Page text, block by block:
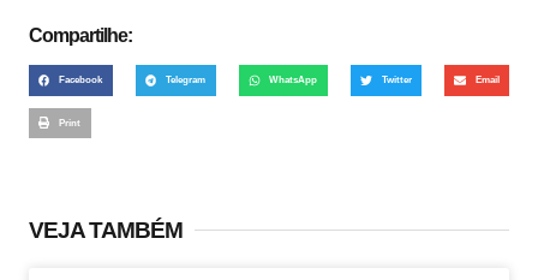
Compartilhe:
Facebook Telegram WhatsApp Twitter Email
Print
VEJA TAMBÉM